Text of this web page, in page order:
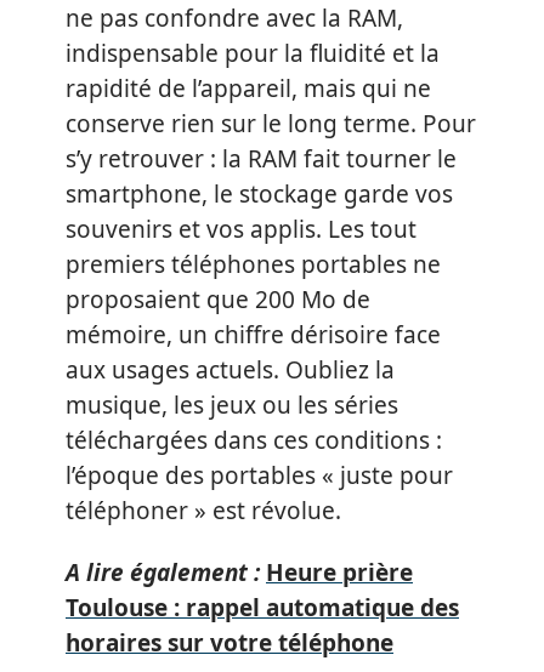
ne pas confondre avec la RAM,
indispensable pour la fluidité et la
rapidité de l’appareil, mais qui ne
conserve rien sur le long terme. Pour
s’y retrouver : la RAM fait tourner le
smartphone, le stockage garde vos
souvenirs et vos applis. Les tout
premiers téléphones portables ne
proposaient que 200 Mo de
mémoire, un chiffre dérisoire face
aux usages actuels. Oubliez la
musique, les jeux ou les séries
téléchargées dans ces conditions :
l’époque des portables « juste pour
téléphoner » est révolue.
A lire également : Heure prière
Toulouse : rappel automatique des
horaires sur votre téléphone